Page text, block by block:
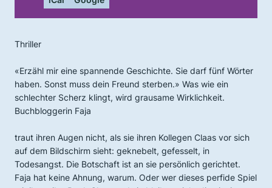
Thriller
«Erzähl mir eine spannende Geschichte. Sie darf fünf Wörter
haben. Sonst muss dein Freund sterben.» Was wie ein
schlechter Scherz klingt, wird grausame Wirklichkeit.
Buchbloggerin Faja
traut ihren Augen nicht, als sie ihren Kollegen Claas vor sich
auf dem Bildschirm sieht: geknebelt, gefesselt, in
Todesangst. Die Botschaft ist an sie persönlich gerichtet.
Faja hat keine Ahnung, warum. Oder wer dieses perfide Spiel